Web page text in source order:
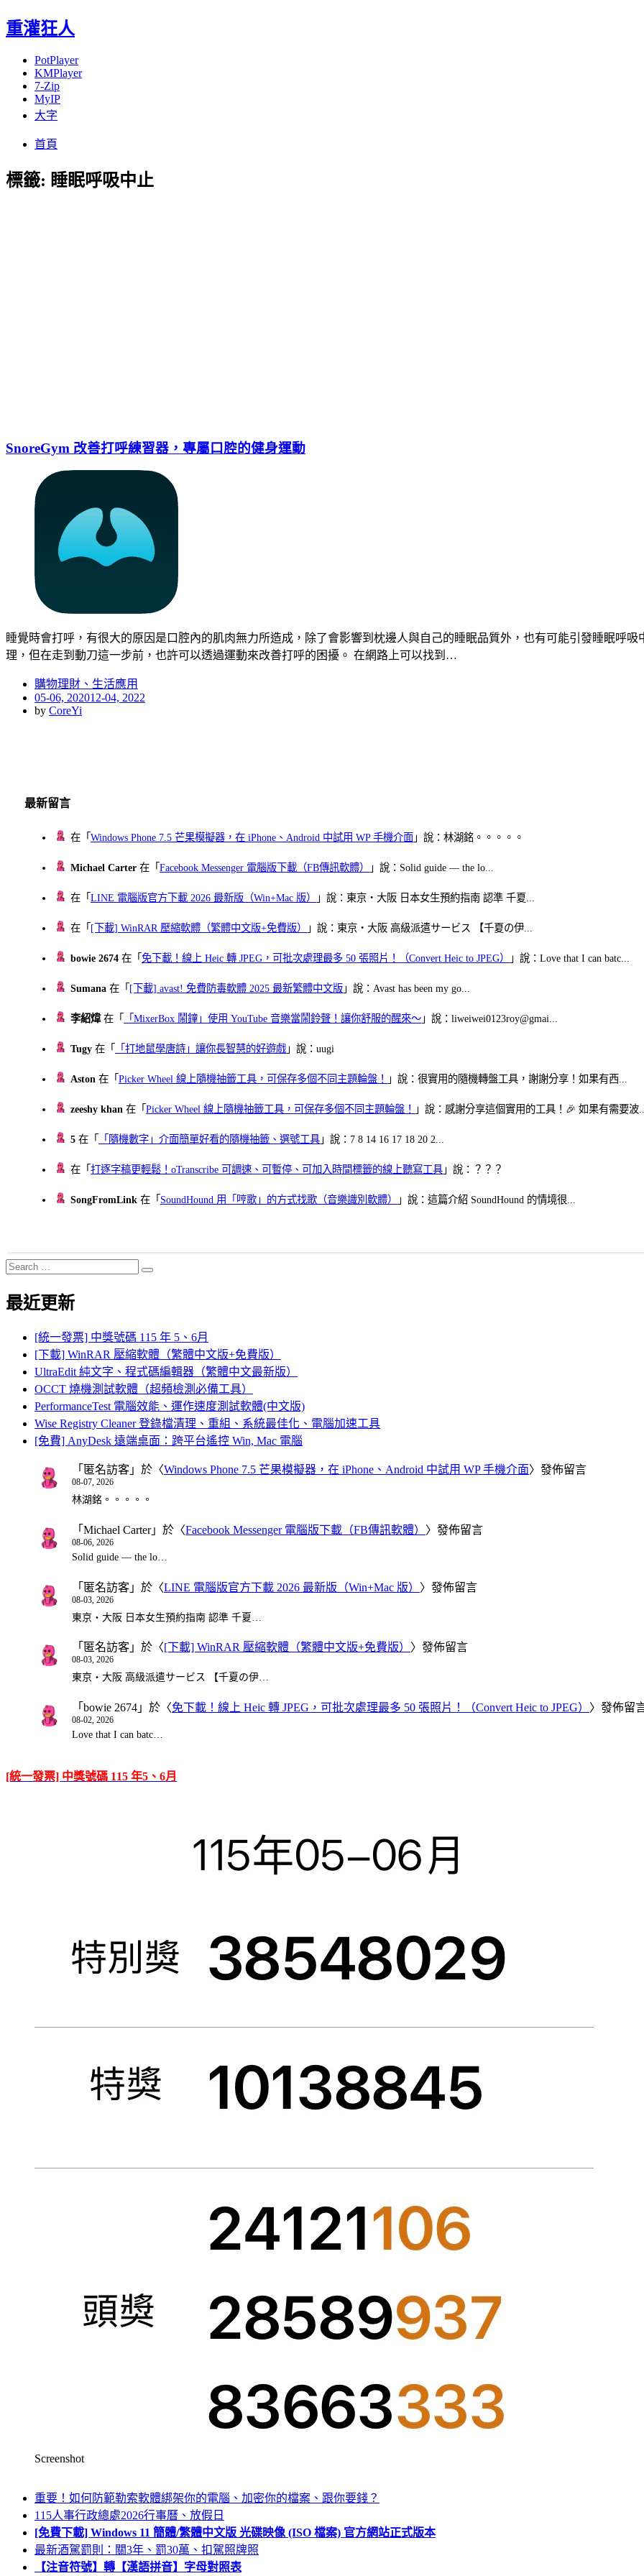
重灌狂人
PotPlayer
KMPlayer
7-Zip
MyIP
大字
首頁
標籤: 睡眠呼吸中止
SnoreGym 改善打呼練習器，專屬口腔的健身運動
睡覺時會打呼，有很大的原因是口腔內的肌肉無力所造成，除了會影響到枕邊人與自己的睡眠品質外，也有可能引發睡眠呼
理，但在走到動刀這一步前，也許可以透過運動來改善打呼的困擾。 在網路上可以找到…
購物理財、生活應用
Posted
on
05-06, 202012-04, 2022
by CoreYi
最新留言
在「Windows Phone 7.5 芒果模擬器，在 iPhone、Android 中試用 WP 手機介面 」說：林湖銘。。。。。
Michael Carter 在「Facebook Messenger 電腦版下載（FB傳訊軟體） 」說：Solid guide — the lo...
在「LINE 電腦版官方下載 2026 最新版（Win+Mac 版） 」說：東京・大阪 日本女生預約指南 認準 千夏...
在「 [下載] WinRAR 壓縮軟體（繁體中文版+免費版） 」說：東京・大阪 高級派遣サービス 【千夏の伊...
bowie 2674 在「免下載！線上 Heic 轉 JPEG，可批次處理最多 50 張照片！（Convert Heic to JPEG） 」說：Love that I can batc...
Sumana 在「 [下載] avast! 免費防毒軟體 2025 最新繁體中文版 」說：Avast has been my go...
李紹煒在「 「MixerBox 鬧鐘」使用 YouTube 音樂當鬧鈴聲！讓你舒服的醒來～ 」說：liweiwei0123roy@gmai...
Tugy 在「 「打地鼠學唐詩」讓你長智慧的好遊戲 」說：uugi
Aston 在「Picker Wheel 線上隨機抽籤工具，可保存多個不同主題輪盤！ 」說：很實用的隨機轉盤工具，謝謝分享！如果有西...
zeeshy khan 在「Picker Wheel 線上隨機抽籤工具，可保存多個不同主題輪盤！ 」說：感謝分享這個實用的工具！🎉 如果有需要波
5 在「 「隨機數字」介面簡單好看的隨機抽籤、選號工具 」說：7 8 14 16 17 18 20 2...
在「打逐字稿更輕鬆！oTranscribe 可調速、可暫停、可加入時間標籤的線上聽寫工具 」說：？？？
SongFromLink 在「 SoundHound 用「哼歌」的方式找歌（音樂識別軟體） 」說：這篇介紹 SoundHound 的情境很...
Search
for:
Search
最近更新
[統一發票] 中獎號碼 115 年 5、6月
[下載] WinRAR 壓縮軟體（繁體中文版+免費版）
UltraEdit 純文字、程式碼編輯器（繁體中文最新版）
OCCT 燒機測試軟體（超頻檢測必備工具）
PerformanceTest 電腦效能、運作速度測試軟體(中文版)
Wise Registry Cleaner 登錄檔清理、重組、系統最佳化、電腦加速工具
[免費] AnyDesk 遠端桌面：跨平台遙控 Win, Mac 電腦
「 匿名訪客 」於〈Windows Phone 7.5 芒果模擬器，在 iPhone、Android 中試用 WP 手機介面〉發佈留言
08-07, 2026
林湖銘。。。。。
「 Michael Carter」於〈Facebook Messenger 電腦版下載（FB傳訊軟體） 〉發佈留言
08-06, 2026
Solid guide — the lo…
「 匿名訪客 」於〈LINE 電腦版官方下載 2026 最新版（Win+Mac 版） 〉發佈留言
08-03, 2026
東京・大阪 日本女生預約指南 認準 千夏…
「 匿名訪客 」於〈[下載] WinRAR 壓縮軟體（繁體中文版+免費版） 〉發佈留言
08-03, 2026
東京・大阪 高級派遣サービス 【千夏の伊…
「 bowie 2674 」於〈免下載！線上 Heic 轉 JPEG，可批次處理最多 50 張照片！（Convert Heic to JPEG） 〉發佈留
08-02, 2026
Love that I can batc…
[統一發票] 中獎號碼 115 年5、6月
Screenshot
重要！如何防範勒索軟體綁架你的電腦、加密你的檔案、跟你要錢？
115人事行政總處2026行事曆、放假日
[免費下載] Windows 11 簡體/繁體中文版 光碟映像 (ISO 檔案) 官方網站正式版本
最新酒駕罰則：關3年、罰30萬、扣駕照牌照
【注音符號】轉【漢語拼音】字母對照表